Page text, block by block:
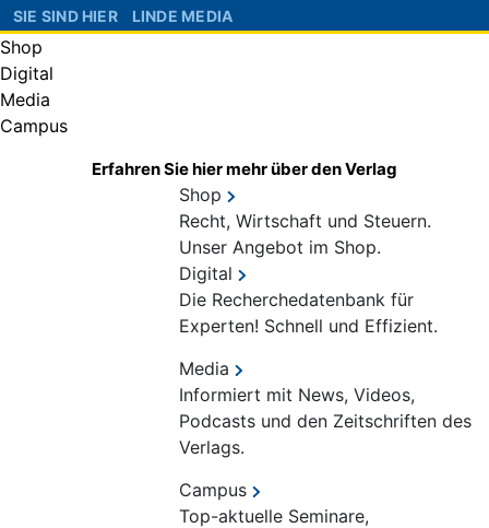
SIE SIND HIER LINDE MEDIA
Shop
Digital
Media
Campus
Erfahren Sie hier mehr über den Verlag
Shop
Recht, Wirtschaft und Steuern.
Unser Angebot im Shop.
Digital
Die Recherchedatenbank für
Experten! Schnell und Effizient.
Media
Informiert mit News, Videos,
Podcasts und den Zeitschriften des
Verlags.
Campus
Top-aktuelle Seminare,